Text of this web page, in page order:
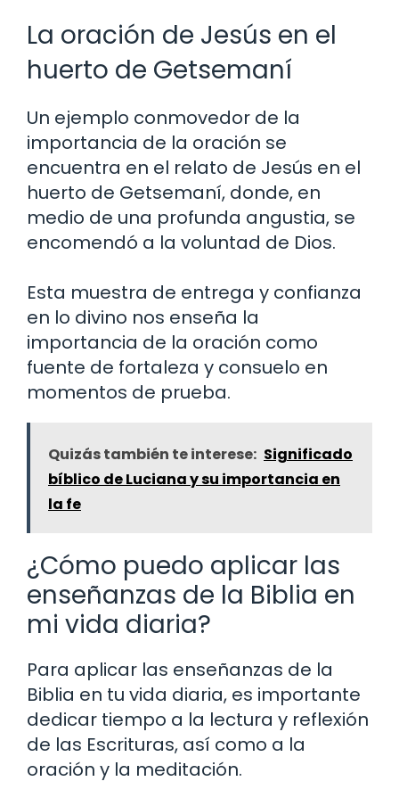
La oración de Jesús en el
huerto de Getsemaní
Un ejemplo conmovedor de la
importancia de la oración se
encuentra en el relato de Jesús en el
huerto de Getsemaní, donde, en
medio de una profunda angustia, se
encomendó a la voluntad de Dios.
Esta muestra de entrega y confianza
en lo divino nos enseña la
importancia de la oración como
fuente de fortaleza y consuelo en
momentos de prueba.
Quizás también te interese: Significado
bíblico de Luciana y su importancia en
la fe
¿Cómo puedo aplicar las
enseñanzas de la Biblia en
mi vida diaria?
Para aplicar las enseñanzas de la
Biblia en tu vida diaria, es importante
dedicar tiempo a la lectura y reflexión
de las Escrituras, así como a la
oración y la meditación.